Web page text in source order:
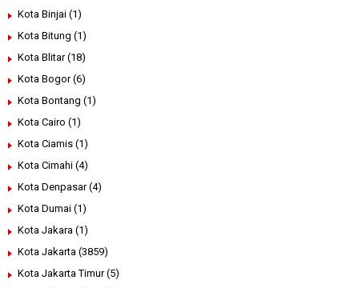
Kota Binjai (1)
Kota Bitung (1)
Kota Blitar (18)
Kota Bogor (6)
Kota Bontang (1)
Kota Cairo (1)
Kota Ciamis (1)
Kota Cimahi (4)
Kota Denpasar (4)
Kota Dumai (1)
Kota Jakara (1)
Kota Jakarta (3859)
Kota Jakarta Timur (5)